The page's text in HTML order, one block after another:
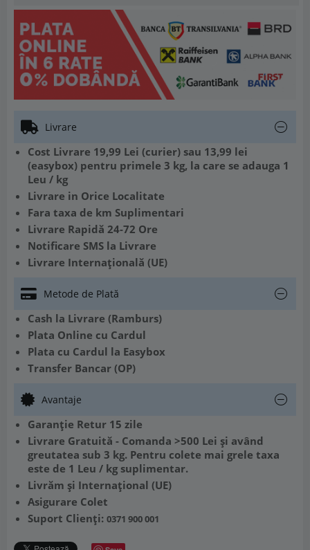
Livrare
Cost Livrare 19,99 Lei (curier) sau 13,99 lei
(easybox) pentru primele 3 kg, la care se adauga 1
Leu / kg
Livrare in Orice Localitate
Fara taxa de km Suplimentari
Livrare Rapidă 24-72 Ore
Notificare SMS la Livrare
Livrare Internațională (UE)
Metode de Plată
Cash la Livrare (Ramburs)
Plata Online cu Cardul
Plata cu Cardul la Easybox
Transfer Bancar (OP)
Avantaje
Garanție Retur 15 zile
Livrare Gratuită - Comanda >500 Lei și având
greutatea sub 3 kg. Pentru colete mai grele taxa
este de 1 Leu / kg suplimentar.
Livrăm și Internațional (UE)
Asigurare Colet
Suport Clienți: 0371 900 001